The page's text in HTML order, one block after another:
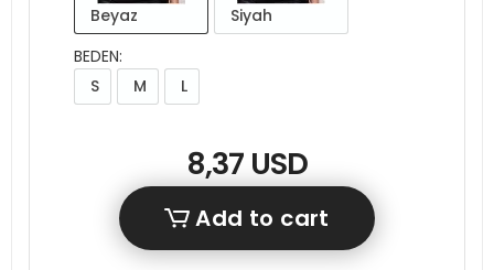
Beyaz
Siyah
BEDEN:
S
M L
8,37 USD
Add to cart